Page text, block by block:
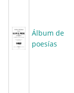
Álbum de
poesías